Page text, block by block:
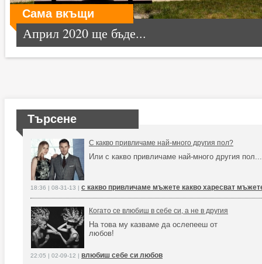
Сама вкъщи
Април 2020 ще бъде...
Търсене
С какво привличаме най-много другия пол?
Или с какво привличаме най-много другия пол...
18:36 | 08-31-13 | с какво привличаме мъжете какво харесват
Когато се влюбиш в себе си, а не в другия
На това му казваме да ослепееш от
любов!
22:05 | 02-09-12 | влюбиш себе си любов